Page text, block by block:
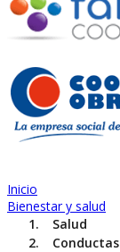
Inicio
Bienestar y salud
Salud
Conductas